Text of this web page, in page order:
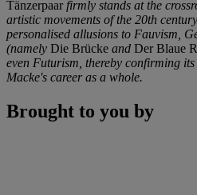
Tänzerpaar firmly stands at the
artistic movements of the 20th
personalised allusions to Fauvism,
(namely Die Brücke and Der Blaue
even Futurism, thereby confirming
Macke's career as a whole.
Brought to you by